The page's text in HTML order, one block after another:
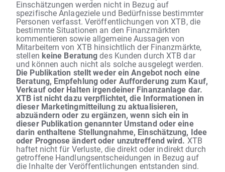
Einschätzungen werden nicht in Bezug auf
spezifische Anlageziele und Bedürfnisse bestimmter
Personen verfasst. Veröffentlichungen von XTB, die
bestimmte Situationen an den Finanzmärkten
kommentieren sowie allgemeine Aussagen von
Mitarbeitern von XTB hinsichtlich der Finanzmärkte,
stellen keine Beratungdes Kunden durch XTB dar
und können auch nicht als solche ausgelegt werden.
Die Publikation stellt weder ein Angebot noch eine
Beratung, Empfehlung oder Aufforderung zum Kauf,
Verkauf oder Halten irgendeiner Finanzanlage dar.
XTB ist nicht dazu verpflichtet, die Informationen in
dieser Marketingmitteilung zu aktualisieren,
abzuändern oder zu ergänzen, wenn sich ein in
dieser Publikation genannter Umstand oder eine
darin enthaltene Stellungnahme, Einschätzung, Idee
oder Prognose ändert oder unzutreffend wird. XTB
haftet nicht für Verluste, die direkt oder indirekt durch
getroffene Handlungsentscheidungen in Bezug auf
die Inhalte der Veröffentlichungen entstanden sind.